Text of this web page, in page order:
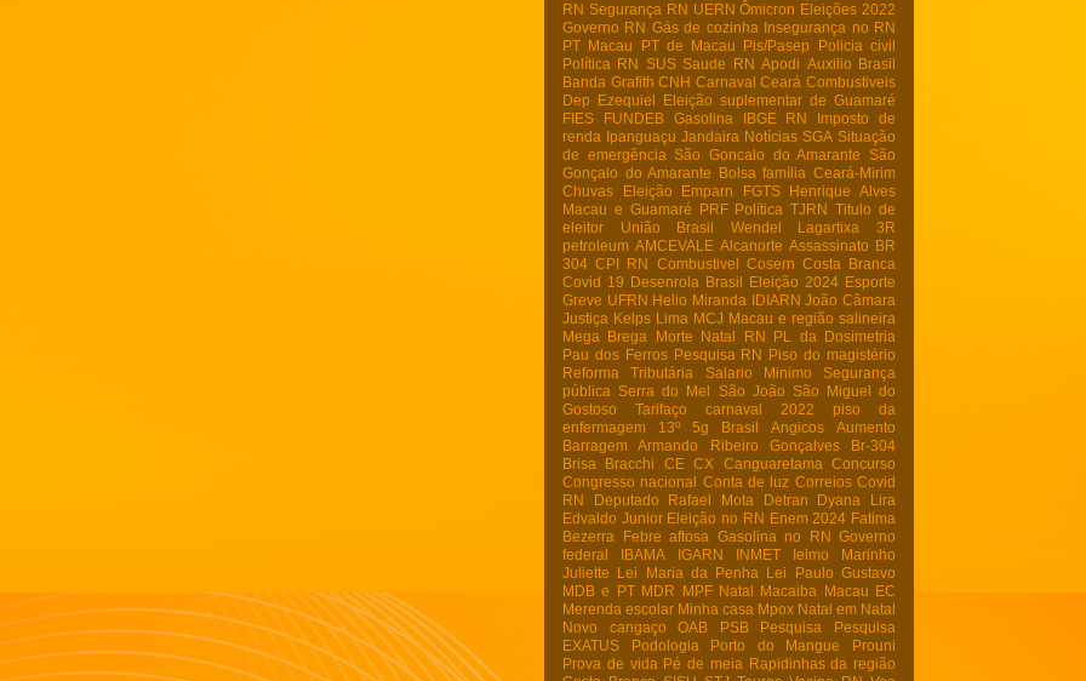
RN Segurança RN UERN Ômicron Eleições 2022
Governo RN Gás de cozinha Insegurança no RN
PT Macau
PT de Macau Pis/Pasep
Policia civil
Política RN
SUS Saude RN Apodi Auxilio Brasil
Banda Grafith CNH Carnaval Ceará Combustiveis
Dep Ezequiel
Eleição suplementar de Guamaré
FIES
FUNDEB Gasolina IBGE RN
Imposto de
renda Ipanguaçu Jandaira Notícias SGA Situação
de emergência
São Goncalo do Amarante
São
Gonçalo do Amarante
Bolsa família Ceará-Mirim
Chuvas
Eleição Emparn FGTS
Henrique Alves
Macau e Guamaré
PRF Política TJRN Titulo de
eleitor
União Brasil Wendel Lagartixa
3R
petroleum AMCEVALE Alcanorte Assassinato BR
304 CPI RN Combustivel Cosern Costa Branca
Covid 19 Desenrola Brasil Eleição 2024 Esporte
Greve UFRN Helio Miranda IDIARN João Câmara
Justiça Kelps Lima MCJ Macau e região salineira
Mega Brega
Morte Natal RN
PL da Dosimetria
Pau dos Ferros Pesquisa RN Piso do magistério
Reforma Tributária
Salario Minimo
Segurança
pública
Serra do Mel São João
São Miguel do
Gostoso
Tarifaço carnaval 2022
piso da
enfermagem
13º 5g Brasil Angicos
Aumento
Barragem Armando Ribeiro Gonçalves
Br-304
Brisa Bracchi
CE CX Canguaretama
Concurso
Congresso nacional Conta de luz Correios Covid
RN
Deputado Rafael Mota Detran
Dyana Lira
Edvaldo Junior Eleição no RN Enem 2024 Fatima
Bezerra
Febre aftosa Gasolina no RN Governo
federal
IBAMA IGARN INMET
Ielmo Marinho
Juliette
Lei Maria da Penha
Lei Paulo Gustavo
MDB e PT MDR MPF Natal Macaiba
Macau EC
Merenda escolar Minha casa Mpox Natal em Natal
Novo cangaço
OAB PSB Pesquisa
Pesquisa
EXATUS
Podologia Porto do Mangue
Prouni
Prova de vida Pé de meia Rapidinhas da região